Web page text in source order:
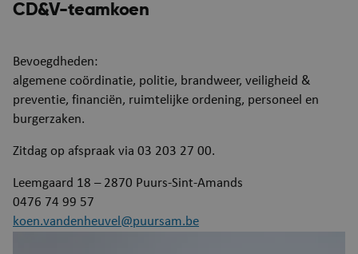
CD&V-teamkoen
Bevoegdheden:
algemene coördinatie, politie, brandweer, veiligheid &
preventie, financiën, ruimtelijke ordening, personeel en
burgerzaken.
Zitdag op afspraak via 03 203 27 00.
Leemgaard 18 – 2870 Puurs-Sint-Amands
0476 74 99 57
koen.vandenheuvel@puursam.be